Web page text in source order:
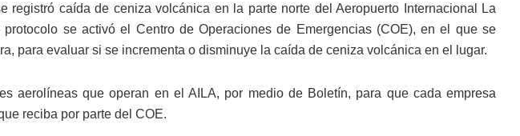
registró caída de ceniza volcánica en la parte norte del Aeropuerto Internacional La
se activó el Centro de Operaciones de Emergencias (COE), en el que se
para evaluar si se incrementa o disminuye la caída de ceniza volcánica en el lugar.
aerolíneas que operan en el AILA, por medio de Boletín, para que cada empresa
reciba por parte del COE.